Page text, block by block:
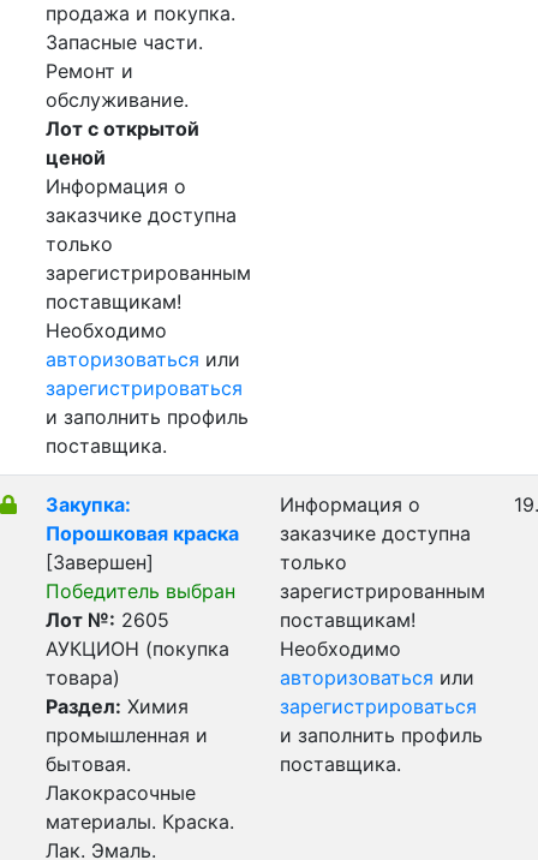
продажа и покупка.
Запасные части.
Ремонт и
обслуживание.
Лот с открытой
ценой
Информация о
заказчике доступна
только
зарегистрированным
поставщикам!
Необходимо
авторизоваться или
зарегистрироваться
и заполнить профиль
поставщика.
Закупка:
Порошковая краска
[Завершен]
Победитель выбран
Лот №: 2605
АУКЦИОН (покупка
товара)
Раздел: Химия
промышленная и
бытовая.
Лакокрасочные
материалы. Краска.
Лак. Эмаль.
Информация о
заказчике доступна
только
зарегистрированным
поставщикам!
Необходимо
авторизоваться или
зарегистрироваться
и заполнить профиль
поставщика.